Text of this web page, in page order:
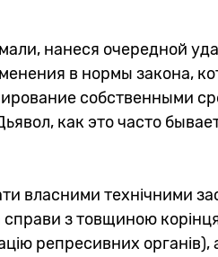
нанеся очередной
в нормы закона,
собственными
как это часто
власними технічними
справи з товщиною
репресивних